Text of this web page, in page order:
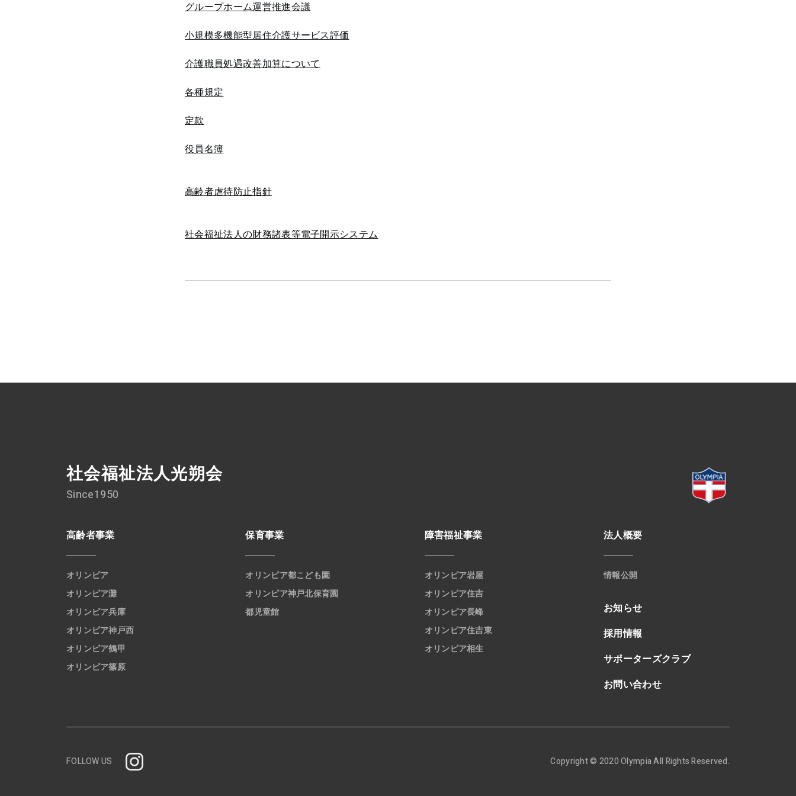
グループホーム運営推進会議
小規模多機能型居住介護サービス評価
介護職員処遇改善加算について
各種規定
定款
役員名簿
高齢者虐待防止指針
社会福祉法人の財務諸表等電子開示システム
社会福祉法人光朔会
Since1950
高齢者事業
オリンピア
オリンピア灘
オリンピア兵庫
オリンピア神戸西
オリンピア鶴甲
オリンピア篠原
保育事業
オリンピア都こども園
オリンピア神戸北保育園
都児童館
障害福祉事業
オリンピア岩屋
オリンピア住吉
オリンピア長峰
オリンピア住吉東
オリンピア相生
法人概要
情報公開
お知らせ
採用情報
サポーターズクラブ
お問い合わせ
FOLLOW US Copyright © 2020 Olympia All Rights Reserved.